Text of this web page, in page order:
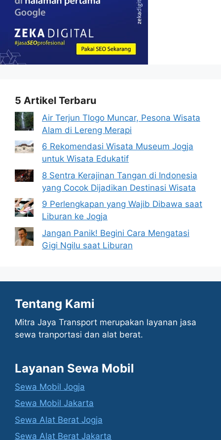
5 Artikel Terbaru
Air Terjun Tlogo Muncar, Pesona Wisata
Alam di Lereng Merapi
6 Rekomendasi Wisata Museum Jogja
untuk Wisata Edukatif
8 Sentra Kerajinan Tangan di Indonesia
yang Cocok Dijadikan Destinasi Wisata
9 Perlengkapan yang Wajib Dibawa saat
Liburan ke Jogja
Jangan Panik! Begini Cara Mengatasi
Gigi Ngilu saat Liburan
Tentang Kami
Mitra Jaya Transport merupakan layanan jasa
sewa tranportasi dan alat berat.
Layanan Sewa Mobil
Sewa Mobil Jogja
Sewa Mobil Jakarta
Sewa Alat Berat Jogja
Sewa Alat Berat Jakarta